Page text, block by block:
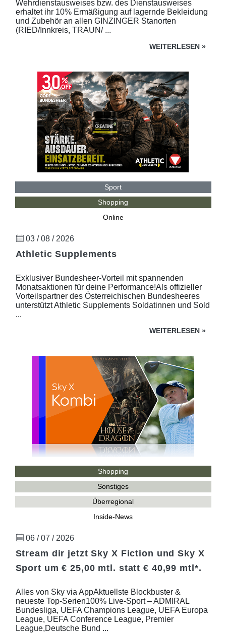
Wehrdienstausweises bzw. des Dienstausweises
erhaltet ihr 10% Ermäßigung auf lagernde Bekleidung
und Zubehör an allen GINZINGER Stanorten
(RIED/Innkreis, TRAUN/ ...
WEITERLESEN »
Sport
Shopping
Online
03 / 08 / 2026
Athletic Supplements
Exklusiver Bundesheer-Vorteil mit spannenden
Monatsaktionen für deine Performance!Als offizieller
Vorteilspartner des Österreichischen Bundesheeres
unterstützt Athletic Supplements Soldatinnen und Sold
...
WEITERLESEN »
Shopping
Sonstiges
Überregional
Inside-News
06 / 07 / 2026
Stream dir jetzt Sky X Fiction und Sky X
Sport um € 25,00 mtl. statt € 40,99 mtl*.
Alles von Sky via AppAktuellste Blockbuster &
neueste Top-Serien100% Live-Sport – ADMIRAL
Bundesliga, UEFA Champions League, UEFA Europa
League, UEFA Conference League, Premier
League,Deutsche Bund ...